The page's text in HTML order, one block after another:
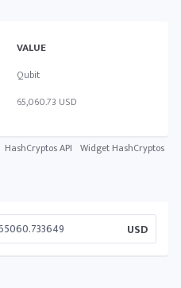
VALUE
Qubit
65,060.73 USD
HashCryptos API Widget HashCryptos
USD